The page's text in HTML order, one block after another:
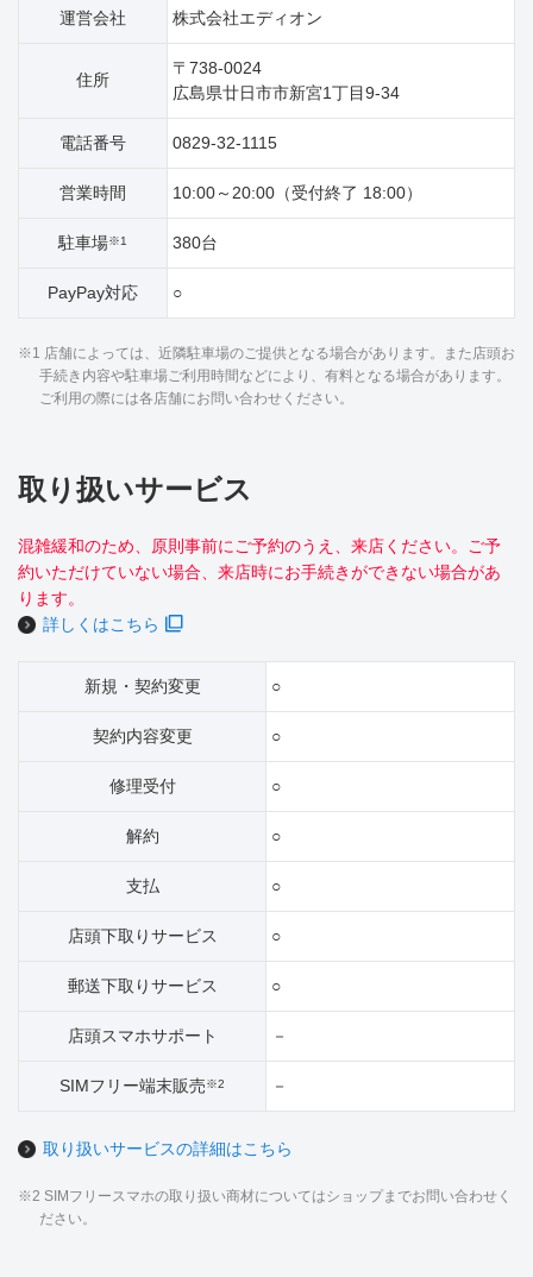
運営会社 株式会社エディオン
住所
〒738-0024
広島県廿日市市新宮1丁目9‐34
電話番号 0829-32-1115
営業時間 10:00～20:00（受付終了 18:00）
駐車場※1 380台
PayPay対応 ○
※1 店舗によっては、近隣駐車場のご提供となる場合があります。また店頭お
手続き内容や駐車場ご利用時間などにより、有料となる場合があります。
ご利用の際には各店舗にお問い合わせください。
取り扱いサービス
混雑緩和のため、原則事前にご予約のうえ、来店ください。ご予
約いただけていない場合、来店時にお手続きができない場合があ
ります。
詳しくはこちら
新規・契約変更 ○
契約内容変更 ○
修理受付 ○
解約 ○
支払 ○
店頭下取りサービス ○
郵送下取りサービス ○
店頭スマホサポート －
SIMフリー端末販売※2 －
取り扱いサービスの詳細はこちら
※2 SIMフリースマホの取り扱い商材についてはショップまでお問い合わせく
ださい。